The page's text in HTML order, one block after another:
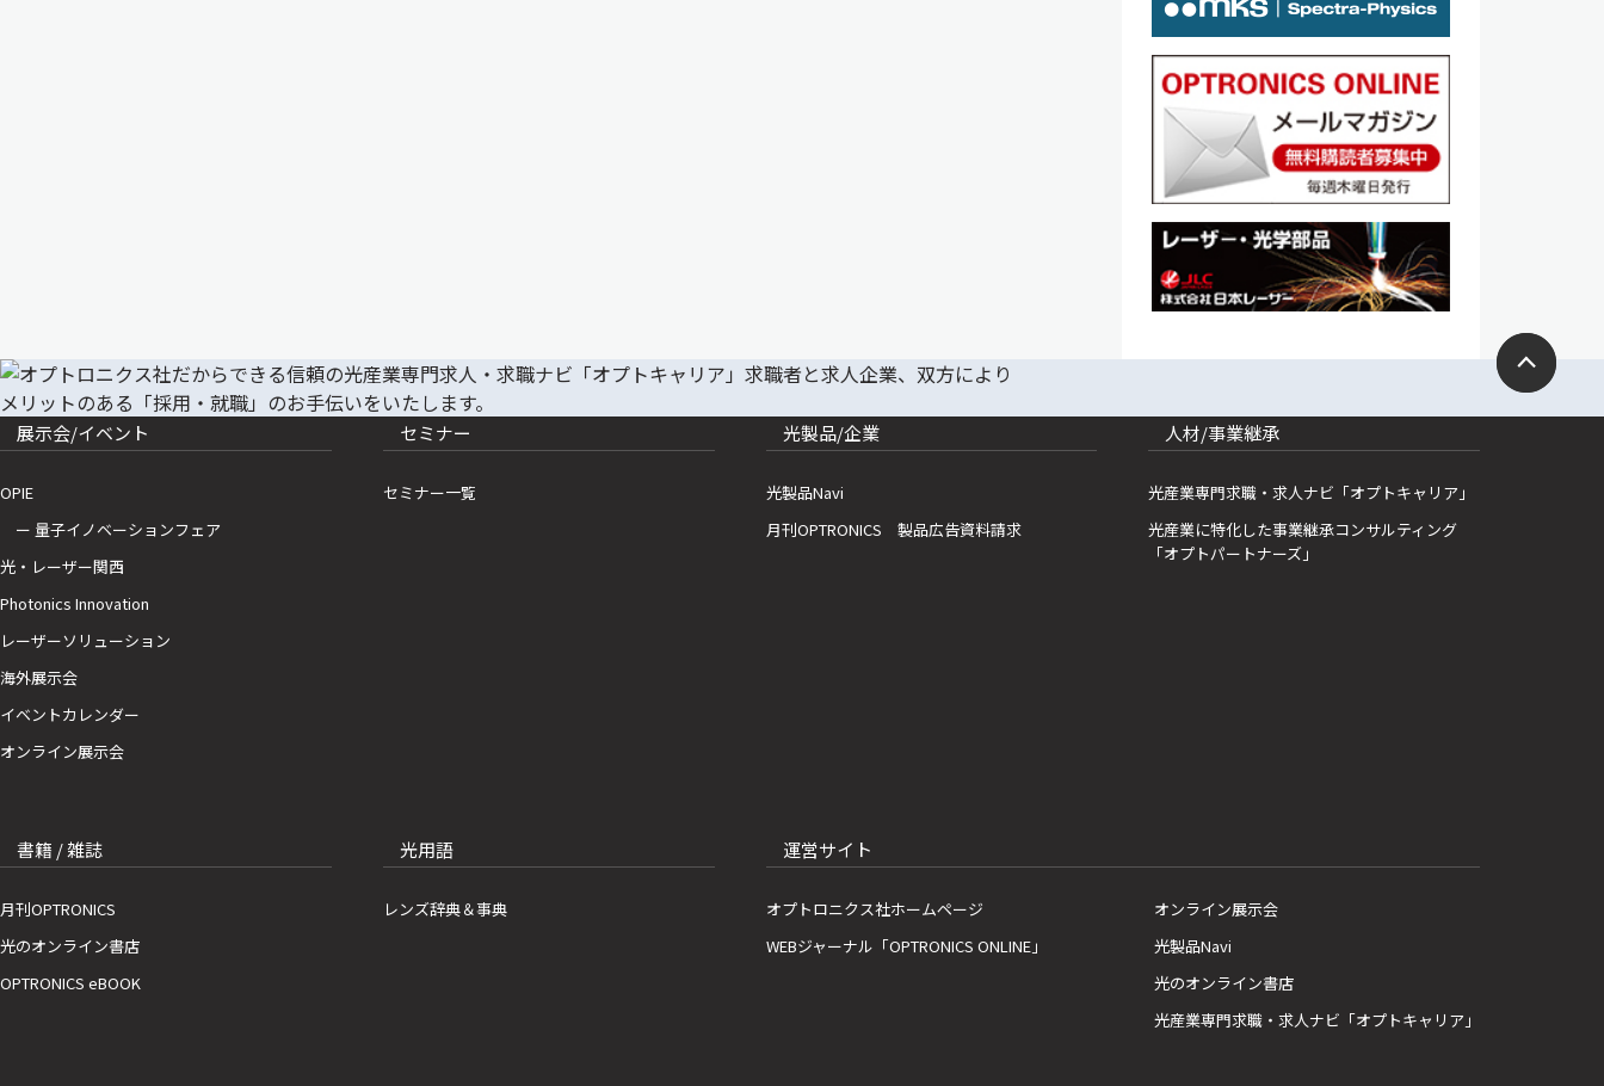
展示会/イベント
OPIE
ー 量子イノベーションフェア
光・レーザー関西
Photonics Innovation
レーザーソリューション
海外展示会
イベントカレンダー
オンライン展示会
セミナー
セミナー一覧
光製品/企業
光製品Navi
月刊OPTRONICS 製品広告資料請求
人材/事業継承
光産業専門求職・求人ナビ「オプトキャリア」
光産業に特化した事業継承コンサルティング
「オプトパートナーズ」
書籍 / 雑誌
月刊OPTRONICS
光のオンライン書店
OPTRONICS eBOOK
光用語
レンズ辞典＆事典
運営サイト
オプトロニクス社ホームページ
WEBジャーナル「OPTRONICS ONLINE」
オンライン展示会
光製品Navi
光のオンライン書店
光産業専門求職・求人ナビ「オプトキャリア」